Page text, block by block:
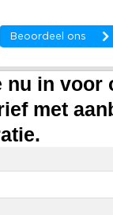
nu in voor
met